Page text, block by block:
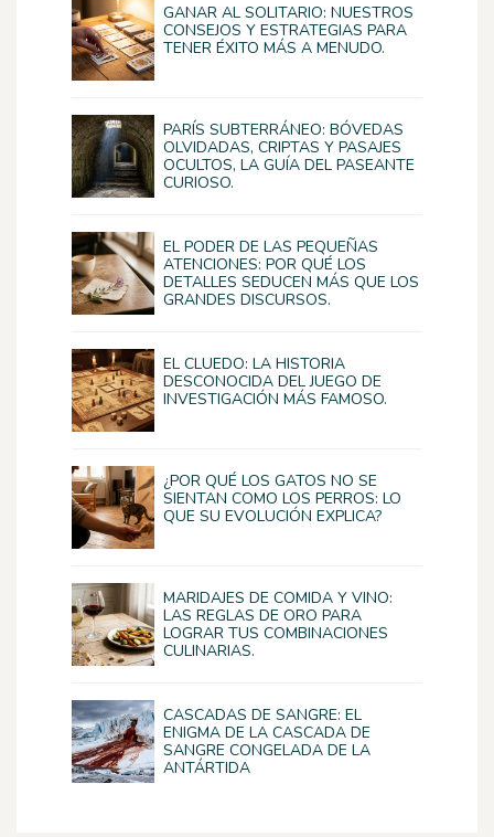
GANAR AL SOLITARIO: NUESTROS
CONSEJOS Y ESTRATEGIAS PARA
TENER ÉXITO MÁS A MENUDO.
PARÍS SUBTERRÁNEO: BÓVEDAS
OLVIDADAS, CRIPTAS Y PASAJES
OCULTOS, LA GUÍA DEL PASEANTE
CURIOSO.
EL PODER DE LAS PEQUEÑAS
ATENCIONES: POR QUÉ LOS
DETALLES SEDUCEN MÁS QUE LOS
GRANDES DISCURSOS.
EL CLUEDO: LA HISTORIA
DESCONOCIDA DEL JUEGO DE
INVESTIGACIÓN MÁS FAMOSO.
¿POR QUÉ LOS GATOS NO SE
SIENTAN COMO LOS PERROS: LO
QUE SU EVOLUCIÓN EXPLICA?
MARIDAJES DE COMIDA Y VINO:
LAS REGLAS DE ORO PARA
LOGRAR TUS COMBINACIONES
CULINARIAS.
CASCADAS DE SANGRE: EL
ENIGMA DE LA CASCADA DE
SANGRE CONGELADA DE LA
ANTÁRTIDA